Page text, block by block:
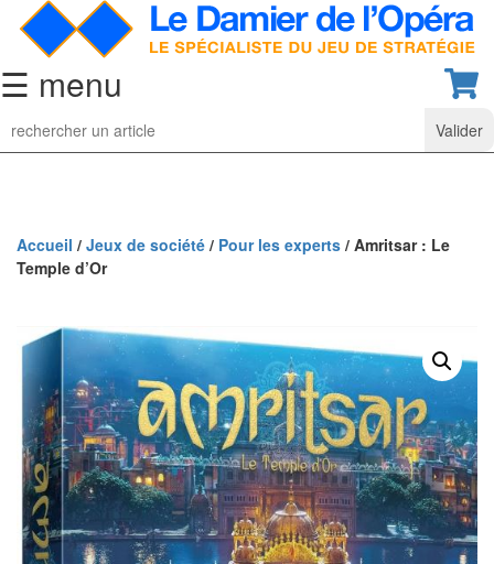
☰ menu
Jeu
d’Echecs
collection
classiques
Pièces
d’échecs
classiques
Coffrets
Echiquiers
et
Accueil / Jeux de société / Pour les experts / Amritsar : Le
Temple d’Or